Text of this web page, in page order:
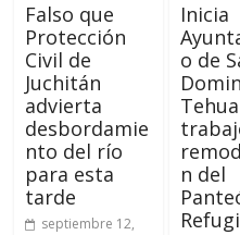
Falso que
Protección
Civil de
Juchitán
advierta
desbordamie
nto del río
para esta
tarde
septiembre 12,
Inicia
o de
n del